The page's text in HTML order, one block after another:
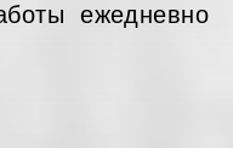
ежедневно